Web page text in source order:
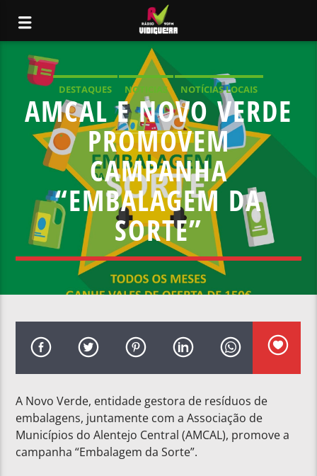
DESTAQUES NOTICIAS
NOTÍCIAS LOCAIS
NOTÍCIAS NACIONAIS
AMCAL E NOVO VERDE
PROMOVEM
CAMPANHA
“EMBALAGEM DA
SORTE”
A Novo Verde, entidade gestora de resíduos de
embalagens, juntamente com a Associação de
Municípios do Alentejo Central (AMCAL), promove a
campanha “Embalagem da Sorte”.